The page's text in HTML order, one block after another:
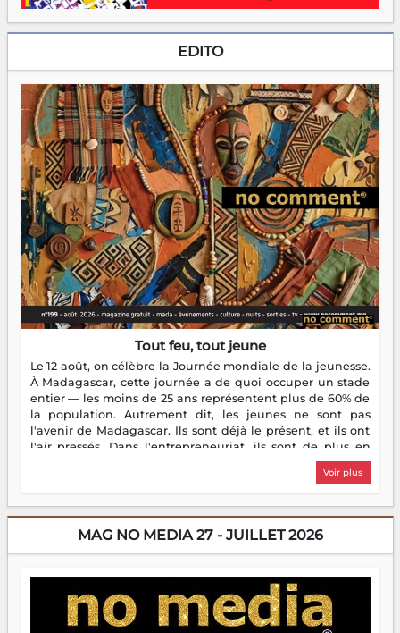
EDITO
Tout feu, tout jeune
Le 12 août, on célèbre la Journée mondiale de la jeunesse.
À Madagascar, cette journée a de quoi occuper un stade
entier — les moins de 25 ans représentent plus de 60% de
la population. Autrement dit, les jeunes ne sont pas
l'avenir de Madagascar. Ils sont déjà le présent, et ils ont
l'air pressés. Dans l'entrepreneuriat, ils sont de plus en
plus nombreux à se lancer, à créer, à risquer — souvent
sans filet, souvent sans aide, mais toujours avec cette
dorment vraiment la nuit. En culture, les nouvelles sont
encore meilleures. Aina Rasamoelina vient de décrocher le
Prix RFI Instrumental Afrique. Miangaly Elia rafle le Prix
jeunes qui tiennent la torche. Alors oui, on pourrait
s'arrêter là, applaudir et rentrer chez soi satisfait. Mais ce
serait passer à côté d'une chose essentielle. La fougue, ça
brûle fort — et parfois, ça brûle vite. Une flamme sans
Voir plus
MAG NO MEDIA 27 - JUILLET 2026